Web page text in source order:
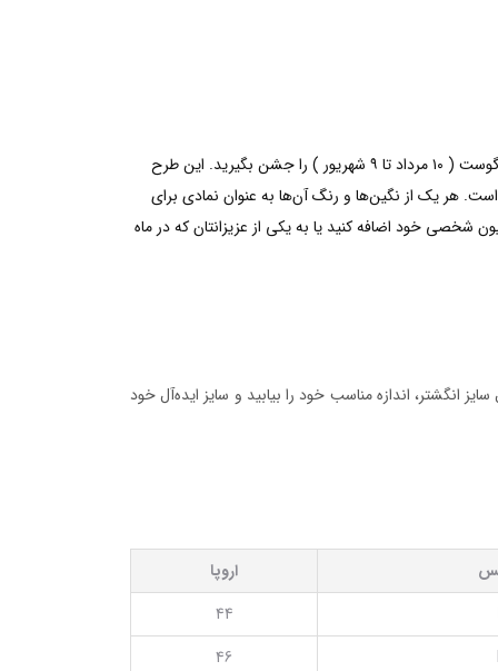
با اضافه کردن حلقه دایره‌ی ابدی نگین‌دار پاندورا به استایل خود رنگ و شخصیتی جدید ببخشید. شما میتوانید با این حلقه زیبا، تولدی در ماه آگوست ( ۱۰ مرداد تا ۹ شهریور ) را جشن بگیرید. این طرح
هر یک از نگین‌ها و رنگ آن‌ها به عنوان نمادی برای
خود اضافه کنید یا به یکی از عزیزانتان که در ماه
انگشتر، اندازه مناسب خود را بیابید و سایز ایده‌آل خود
اروپا
44
46